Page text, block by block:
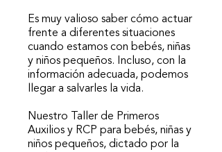
Es muy valioso saber cómo actuar
frente a diferentes situaciones
cuando estamos con bebés, niñas
y niños pequeños. Incluso, con la
información adecuada, podemos
llegar a salvarles la vida.
Nuestro Taller de Primeros
Auxilios y RCP para bebés, niñas y
niños pequeños, dictado por la